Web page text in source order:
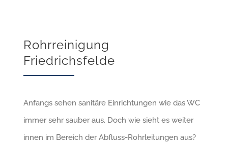
Rohrreinigung
Friedrichsfelde
Anfangs sehen sanitäre Einrichtungen wie das WC
immer sehr sauber aus. Doch wie sieht es weiter
innen im Bereich der Abfluss-Rohrleitungen aus?